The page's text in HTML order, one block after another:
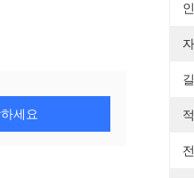
세요